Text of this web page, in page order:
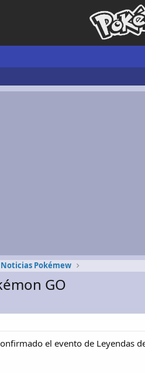
Noticias Pokémew
GO
el evento de Leyendas